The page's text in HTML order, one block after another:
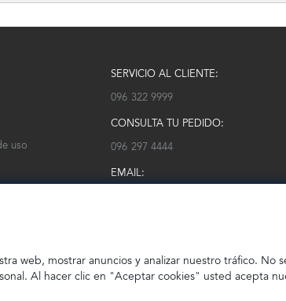
uso
SERVICIO AL CLIENTE:
096 322 9999
CONSULTA TU PEDIDO:
096 297 4444
EMAIL:
web, mostrar anuncios y analizar nuestro tráfico. No
Al hacer clic en "Aceptar cookies" usted acepta